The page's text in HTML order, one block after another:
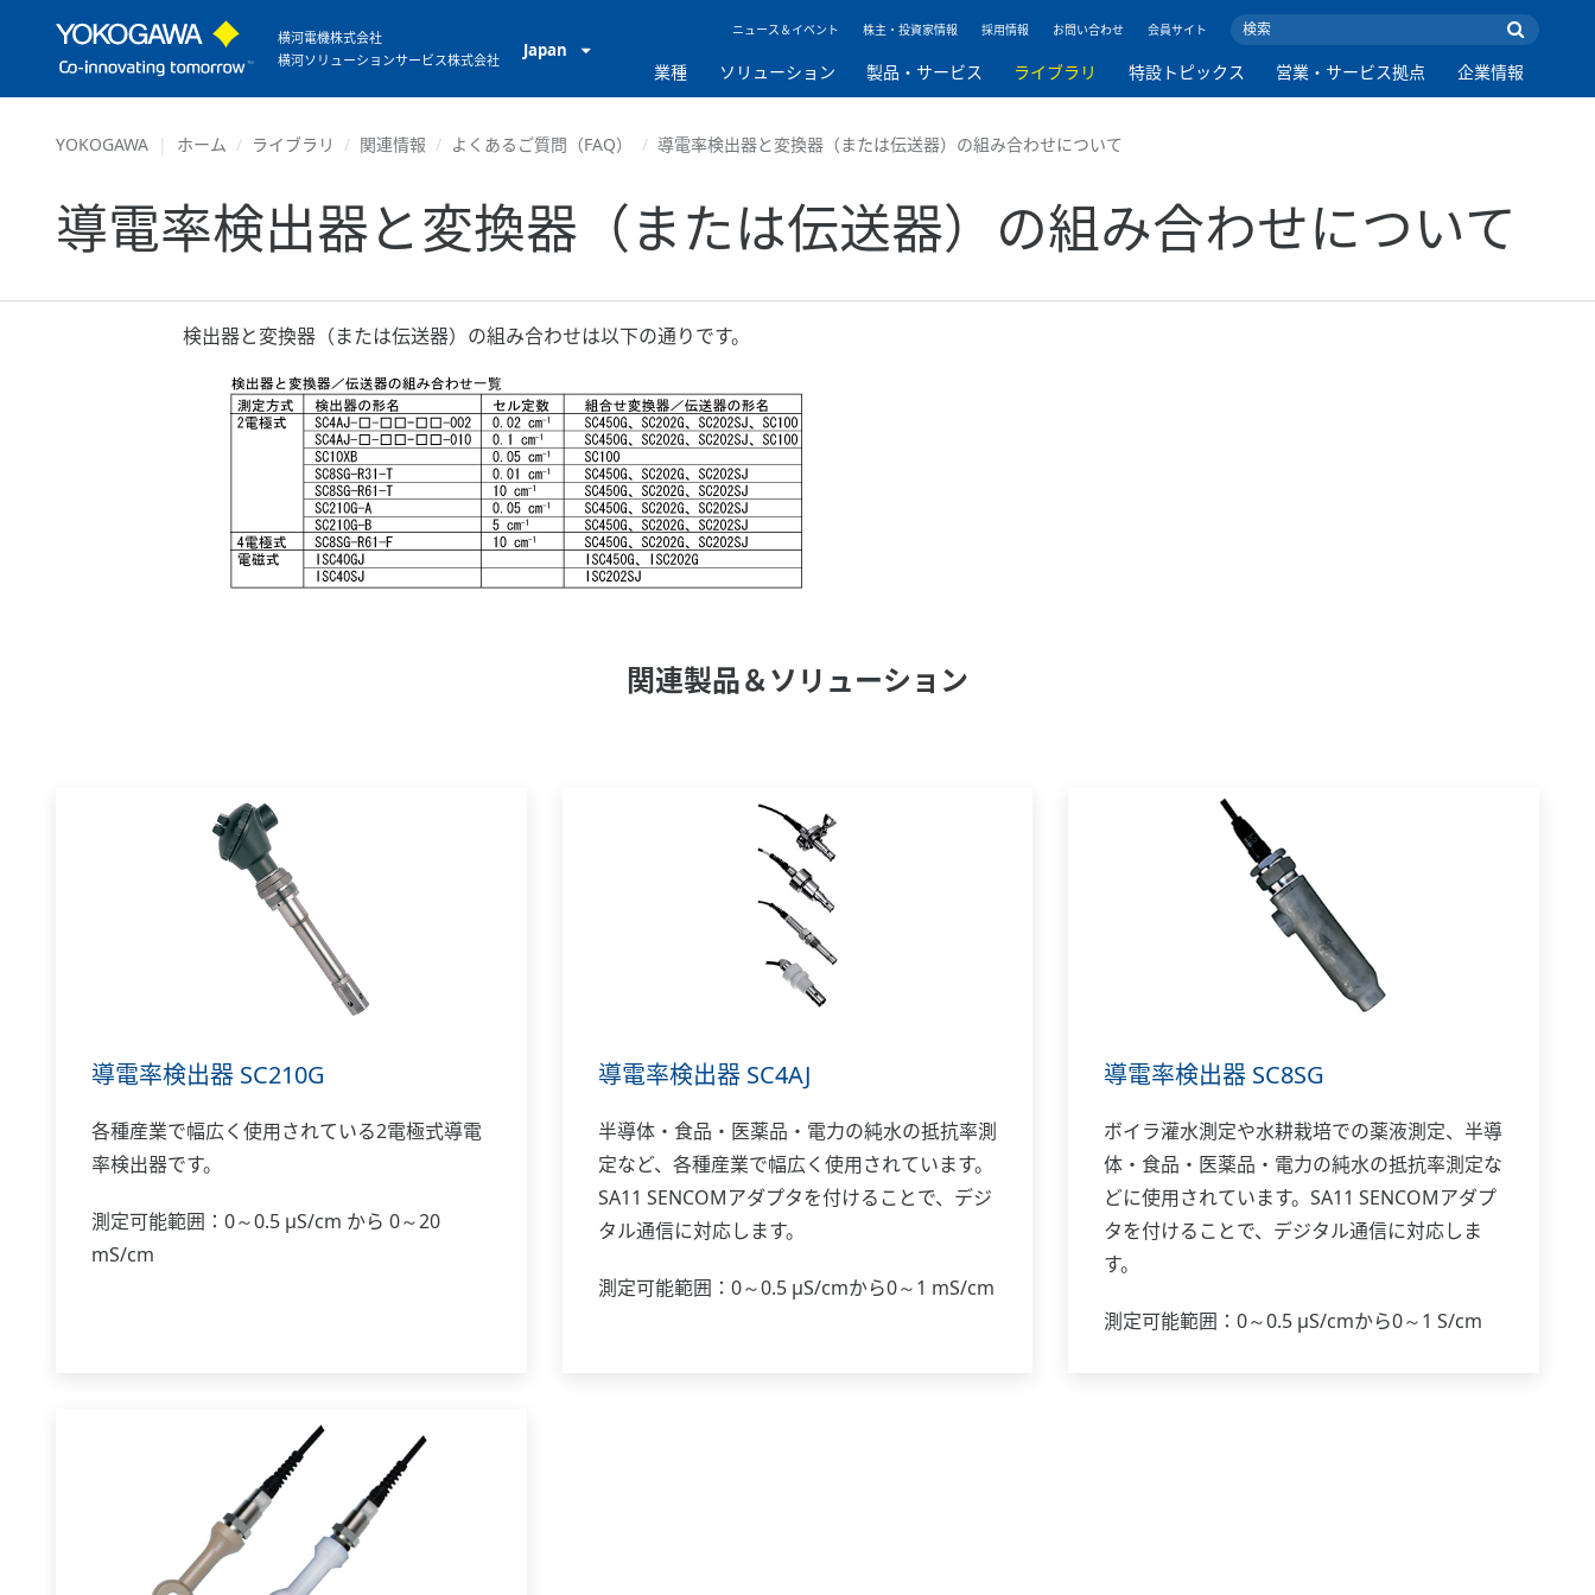
横河電機株式会社
横河ソリューションサービス株式会社
Japan
ニュース＆イベント 株主・投資家情報 採用情報 お問い合わせ 会員サイト
業種 ソリューション 製品・サービス ライブラリ 特設トピックス 営業・サービス拠点 企業情報
YOKOGAWA ホーム ライブラリ 関連情報 よくあるご質問（FAQ） 導電率検出器と変換器（または伝送器）の組み合わせについて
導電率検出器と変換器（または伝送器）の組み合わせについて
検出器と変換器（または伝送器）の組み合わせは以下の通りです。
関連製品＆ソリューション
導電率検出器 SC210G
各種産業で幅広く使用されている2電極式導電
率検出器です。
測定可能範囲：0～0.5 μS/cm から 0～20
mS/cm
導電率検出器 SC4AJ
半導体・食品・医薬品・電力の純水の抵抗率測
定など、各種産業で幅広く使用されています。
SA11 SENCOMアダプタを付けることで、デジ
タル通信に対応します。
測定可能範囲：0～0.5 μS/cmから0～1 mS/cm
導電率検出器 SC8SG
ボイラ灌水測定や水耕栽培での薬液測定、半導
体・食品・医薬品・電力の純水の抵抗率測定な
どに使用されています。SA11 SENCOMアダプ
タを付けることで、デジタル通信に対応しま
す。
測定可能範囲：0～0.5 μS/cmから0～1 S/cm